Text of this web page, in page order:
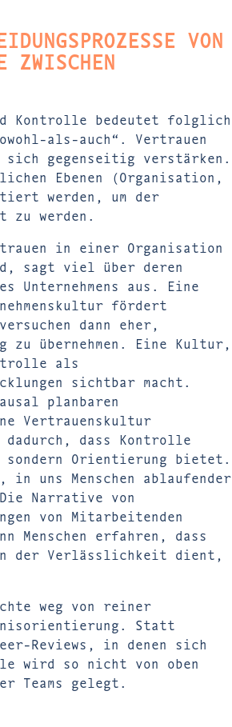
VON
ZWISCHEN
Kontrolle bedeutet folglich
als-auch“. Vertrauen
sich gegenseitig verstärken.
Ebenen (Organisation,
werden, um der
werden.
in einer Organisation
sagt viel über deren
Unternehmens aus. Eine
fördert
dann eher,
zu übernehmen. Eine Kultur,
als
sichtbar macht.
planbaren
Vertrauenskultur
dass Kontrolle
sondern Orientierung bietet.
uns Menschen ablaufender
Narrative von
von Mitarbeitenden
Menschen erfahren, dass
der Verlässlichkeit dient,
weg von reiner
Statt
Reviews, in denen sich
wird so nicht von oben
Teams gelegt.